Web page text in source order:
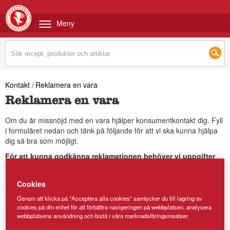
Meny
Kontakt / Reklamera en vara
Reklamera en vara
Om du är missnöjd med en vara hjälper konsumentkontakt dig. Fyll
i formuläret nedan och tänk på följande för att vi ska kunna hjälpa
dig så bra som möjligt.
För att kunna godkänna reklamationen behöver vi uppgifter
från aktuell förpackning.
Bifoga bilder på förpackning där produkt och bäst före datum
framgår tydligt och bilder på det som du vill reklamera.
Skulle du ha hittat ett föremål är det viktigt att du sparar det och
förpackning tills du varit i kontakt med oss. Om du har kasserat
föremål och förpackning kan vi inte hjälpa dig vidare.
Cookies
Genom att klicka på "Acceptera alla cookies" samtycker du till lagring av
cookies på din enhet för att förbättra navigeringen på webbplatsen, analysera
webbplatsens användning och bistå i våra marknadsföringsinsatser.